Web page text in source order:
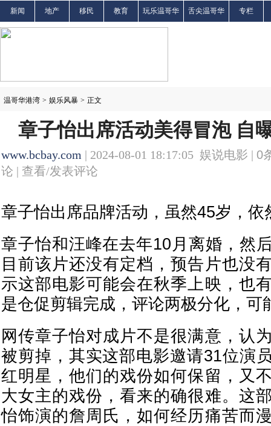
新闻 地产 移民 教育 玩乐温哥华 舌尖温哥华 专栏
温哥华港湾 > 娱乐风暴 > 正文
章子怡出席活动美得冒泡 自
www.bcbay.com | 2024-08-01 18:17:05 娱说电影 | 0
论 | 查看/发表评论
章子怡出席品牌活动，虽然45岁，依
章子怡和汪峰在去年10月离婚，然
目前该片还没有定档，预告片也没
示这部电影可能会在秋季上映，也
是仓促剪辑完成，评论两极分化，可
网传章子怡对成片不是很满意，认
被剪掉，其实这部电影邀请31位演
红明星，他们的戏份如何保留，又
大女主的戏份，看来的确很难。这
怡饰演的詹周氏，如何经历痛苦而